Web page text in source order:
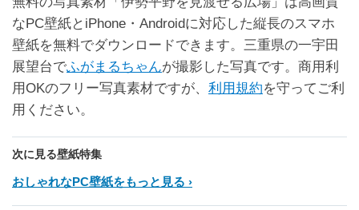
なPC壁紙とiPhone・Androidに対応した縦長のスマホ
壁紙を無料でダウンロードできます。三重県の一宇田
展望台でふがまるちゃんが撮影した写真です。商用利
用OKのフリー写真素材ですが、 利用規約を守ってご利
用ください。
次に見る壁紙特集
おしゃれなPC壁紙をもっと見る